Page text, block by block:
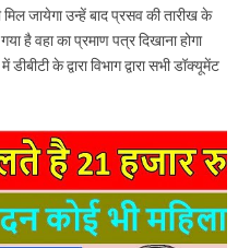
जायेगा उन्हें बाद प्रसव की तारीख के
है वहा का प्रमाण पत्र दिखाना होगा
के द्वारा विभाग द्वारा सभी डॉक्यूमेंट